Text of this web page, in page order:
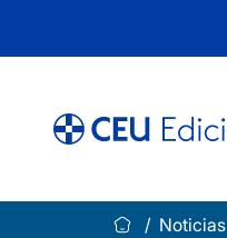
Noticias